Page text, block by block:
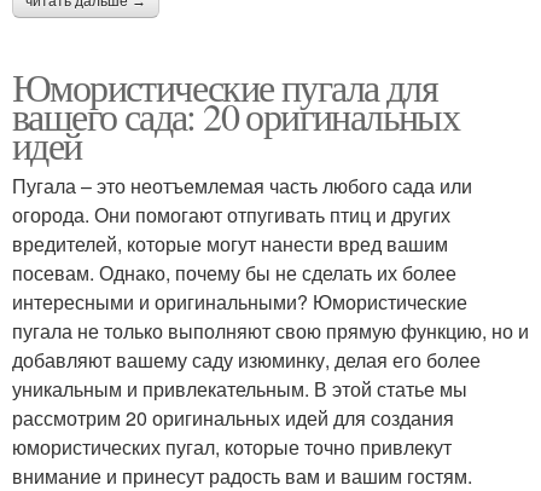
Юмористические пугала для
вашего сада: 20 оригинальных
идей
Пугала – это неотъемлемая часть любого сада или
огорода. Они помогают отпугивать птиц и других
вредителей, которые могут нанести вред вашим
посевам. Однако, почему бы не сделать их более
интересными и оригинальными? Юмористические
пугала не только выполняют свою прямую функцию, но и
добавляют вашему саду изюминку, делая его более
уникальным и привлекательным. В этой статье мы
рассмотрим 20 оригинальных идей для создания
юмористических пугал, которые точно привлекут
внимание и принесут радость вам и вашим гостям.